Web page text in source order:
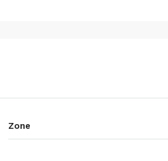
Zone